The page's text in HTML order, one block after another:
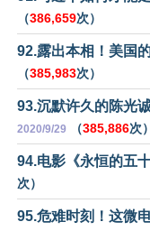
（386,659次）
92.露出本相！美国
（385,983次）
93.沉默许久的陈光
2020/9/29 （385,886次）
94.电影《永恒的五
次）
95.危难时刻！这微